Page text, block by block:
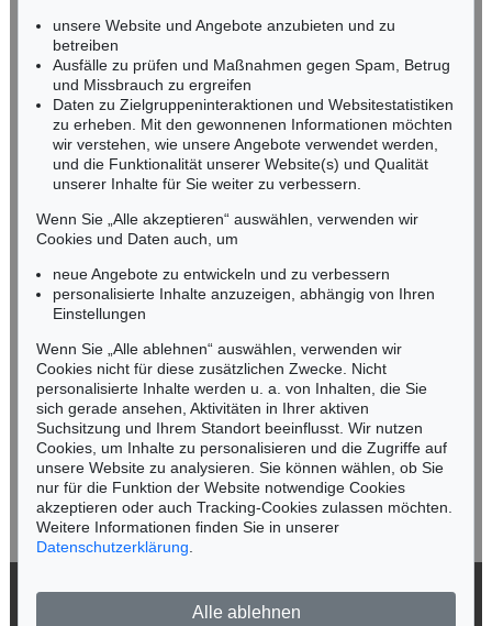
Miriam Heß
Tel.: +49 (0)62 21 58 80-038
Fax: +49 (0)62 21 58 80-595
infoheidelberg@kettererkunst.de
NORDDEUTSCHLAND
Nico Kassel, M.A.
Mobil: +49 (0)171 8618661
n.kassel@kettererkunst.de
Keine Auktion mehr verpassen!
Wir informieren Sie rechtzeitig.
Jetzt zum Newsletter anmelden >
unsere Website und Angebote anzubieten und zu
betreiben
Ausfälle zu prüfen und Maßnahmen gegen Spam, Betrug
und Missbrauch zu ergreifen
Daten zu Zielgruppeninteraktionen und Websitestatistiken
zu erheben. Mit den gewonnenen Informationen möchten
wir verstehen, wie unsere Angebote verwendet werden,
und die Funktionalität unserer Website(s) und Qualität
unserer Inhalte für Sie weiter zu verbessern.
Wenn Sie „Alle akzeptieren“ auswählen, verwenden wir
Cookies und Daten auch, um
neue Angebote zu entwickeln und zu verbessern
personalisierte Inhalte anzuzeigen, abhängig von Ihren
Einstellungen
Wenn Sie „Alle ablehnen“ auswählen, verwenden wir
Cookies nicht für diese zusätzlichen Zwecke. Nicht
personalisierte Inhalte werden u. a. von Inhalten, die Sie
sich gerade ansehen, Aktivitäten in Ihrer aktiven
Suchsitzung und Ihrem Standort beeinflusst. Wir nutzen
Cookies, um Inhalte zu personalisieren und die Zugriffe auf
unsere Website zu analysieren. Sie können wählen, ob Sie
nur für die Funktion der Website notwendige Cookies
akzeptieren oder auch Tracking-Cookies zulassen möchten.
Weitere Informationen finden Sie in unserer
Datenschutzerklärung
Alle ablehnen